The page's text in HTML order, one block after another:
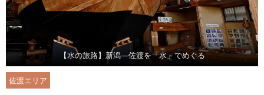
【水の旅路】新潟―佐渡を「水」でめぐる
佐渡エリア